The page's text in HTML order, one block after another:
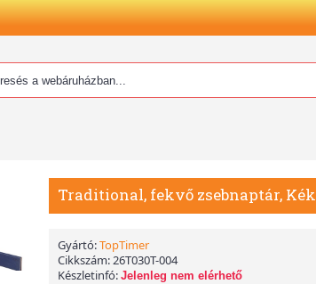
Traditional, fekvő zsebnaptár, Kék
Gyártó:TopTimer
Cikkszám:26T030T-004
Készletinfó: Jelenleg nem elérhető